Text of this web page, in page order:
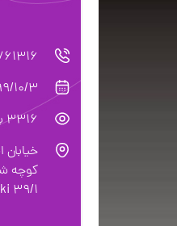
1399/10/3 - 23:07
3316 بازدید
خیابان
٣٩/١ https://t.me/yaragtakmaleki